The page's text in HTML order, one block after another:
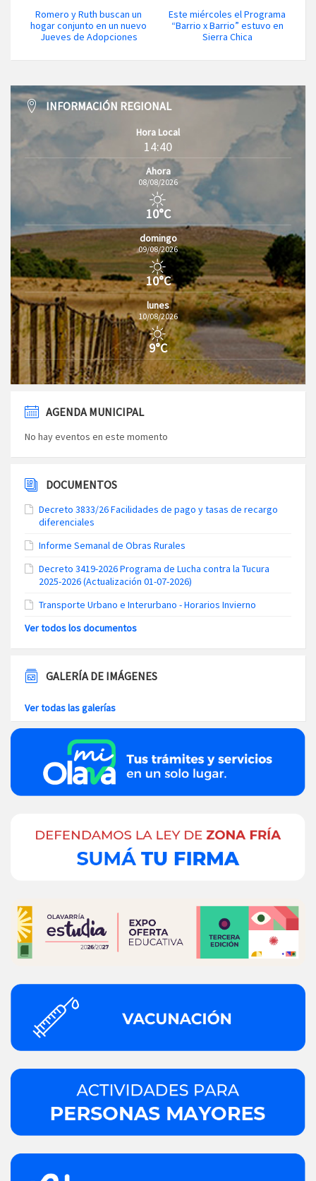
Romero y Ruth buscan un
hogar conjunto en un nuevo
Jueves de Adopciones
Este miércoles el Programa
“Barrio x Barrio” estuvo en
Sierra Chica
INFORMACIÓN REGIONAL
Hora Local
14:40
Ahora
08/08/2026
10°C
domingo
09/08/2026
10°C
lunes
10/08/2026
9°C
AGENDA MUNICIPAL
No hay eventos en este momento
DOCUMENTOS
Decreto 3833/26 Facilidades de pago y tasas de recargo
diferenciales
Informe Semanal de Obras Rurales
Decreto 3419-2026 Programa de Lucha contra la Tucura
2025-2026 (Actualización 01-07-2026)
Transporte Urbano e Interurbano - Horarios Invierno
Ver todos los documentos
GALERÍA DE IMÁGENES
Ver todas las galerías